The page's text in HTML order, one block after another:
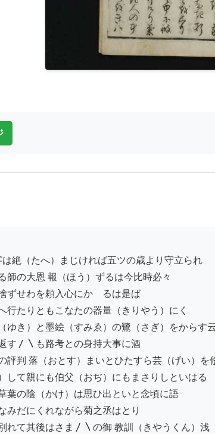
師の大恩 報（ほう）ずるは今比時必々
ずせわを頼入心にかゝるは是ば
行たりともこなたの器量（きりやう）にく
ゆき）と墨絵（すみゑ）の鷺（さぎ）をからす
す〳〵も路考との身持大事に酒
評判 落（おとす）まいとひたすら芸（げい）を
して親にも伯父（おぢ）にもまさりしといはる
葉の陰（かけ）は思ひ出といと念頃に語
みだにくれながら菊之丞はとり
れて其後はさま〳〵の御 教訓（きやうくん）浅